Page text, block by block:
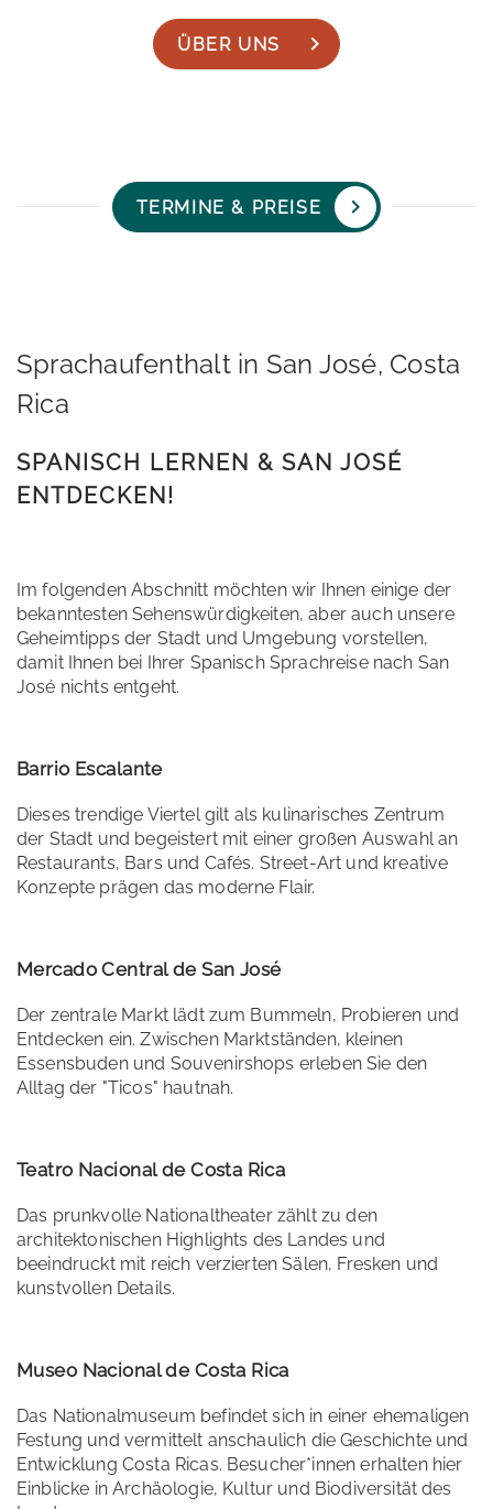
ÜBER UNS
TERMINE & PREISE
Sprachaufenthalt in San José, Costa
Rica
SPANISCH LERNEN & SAN JOSÉ
ENTDECKEN!
Im folgenden Abschnitt möchten wir Ihnen einige der
bekanntesten Sehenswürdigkeiten, aber auch unsere
Geheimtipps der Stadt und Umgebung vorstellen,
damit Ihnen bei Ihrer Spanisch Sprachreise nach San
José nichts entgeht.
Barrio Escalante
Dieses trendige Viertel gilt als kulinarisches Zentrum
der Stadt und begeistert mit einer großen Auswahl an
Restaurants, Bars und Cafés. Street-Art und kreative
Konzepte prägen das moderne Flair.
Mercado Central de San José
Der zentrale Markt lädt zum Bummeln, Probieren und
Entdecken ein. Zwischen Marktständen, kleinen
Essensbuden und Souvenirshops erleben Sie den
Alltag der "Ticos" hautnah.
Teatro Nacional de Costa Rica
Das prunkvolle Nationaltheater zählt zu den
architektonischen Highlights des Landes und
beeindruckt mit reich verzierten Sälen, Fresken und
kunstvollen Details.
Museo Nacional de Costa Rica
Das Nationalmuseum befindet sich in einer ehemaligen
Festung und vermittelt anschaulich die Geschichte und
Entwicklung Costa Ricas. Besucher*innen erhalten hier
Einblicke in Archäologie, Kultur und Biodiversität des